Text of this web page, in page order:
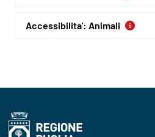
Accessibilita': Animali